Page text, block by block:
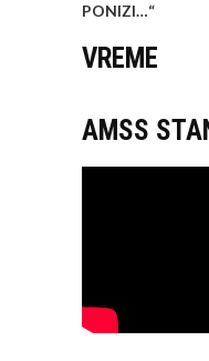
PONIZI…“
VREME
AMSS